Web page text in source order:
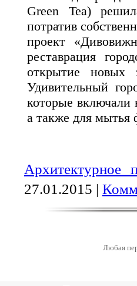
Green Tea)
потратив
проект
реставрация
открытие новых
Удивительный
которые включали
а также для мытья
Архитектурное
27.01.2015 |
Любая